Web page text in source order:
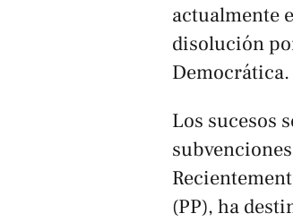
actualmente
disolución
Democrática.
Los sucesos
(PP), ha